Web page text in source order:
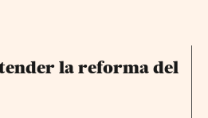
la reforma del